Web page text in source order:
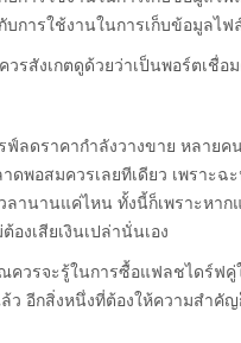
กับการใช้งานในการเก็บข้อมูล
รสังเกตดูด้วยว่าเป็นพอร์ตเชื่
ฟ์ลดราคากำลังวางขาย หลาย
ดพอสมควรเลยทีเดียว เพราะ
ลานานแค่ไหน ทั้งนี้ก็เพราะห
งเสียเงินเปล่านั่นเอง
ควรจะรู้ในการซื้อแฟลชไดร์ฟ
ว อีกสิ่งหนึ่งที่ต้องให้ความสำ